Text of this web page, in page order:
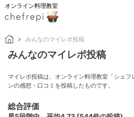
オンライン料理教室
みんなのマイレポ投稿
みんなのマイレポ投稿
マイレポ投稿は、オンライン料理教室「シェ
ンの感想・口コミを投稿したものです。
総合評価